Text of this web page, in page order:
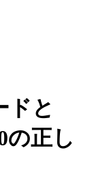
ドと
の正し